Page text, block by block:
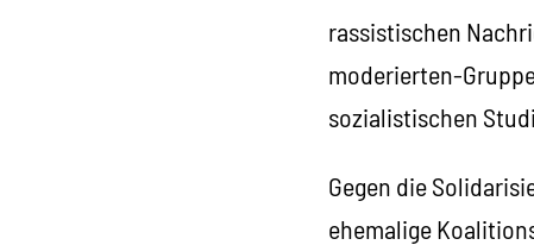
rassistischen
moderierten-
sozialistischen
Gegen die
ehemalige